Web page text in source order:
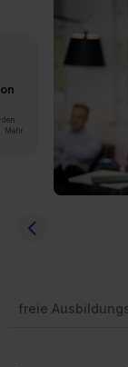
Mehr
freie